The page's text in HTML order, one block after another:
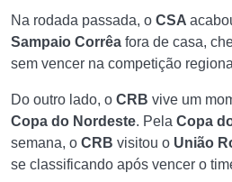
Na rodada passada, o CSA
Sampaio Corrêa fora de casa,
sem vencer na competição
Do outro lado, o CRB vive um
Copa do Nordeste. Pela Copa
semana, o CRB visitou o União
se classificando após vencer o